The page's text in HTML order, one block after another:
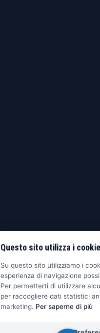
Questo sito utilizza i cookie
Su questo sito utilizziamo i
esperienza di navigazione
Per permetterti di utilizzare
per raccogliere dati statistici
marketing. Per saperne di più